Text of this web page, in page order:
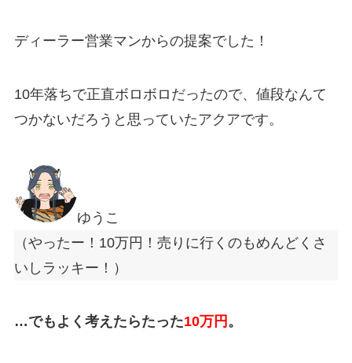
ディーラー営業マンからの提案でした！
10年落ちで正直ボロボロだったので、値段なんて
つかないだろうと思っていたアクアです。
ゆうこ
（やったー！10万円！売りに行くのもめんどくさ
いしラッキー！）
…でもよく考えたらたった10万円 。